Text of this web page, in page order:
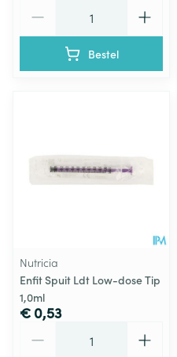
Bestel
Nutricia
Enfit Spuit Ldt Low-dose Tip
1,0ml
€ 0,53